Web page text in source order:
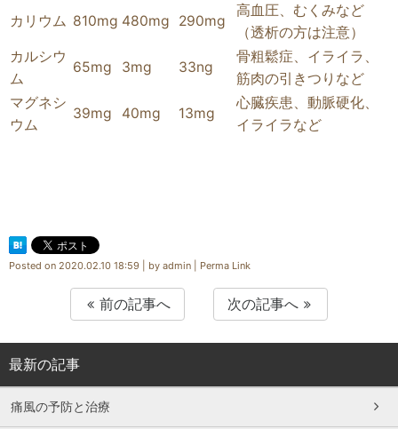
カリウム 810mg 480mg 290mg
高血圧、むくみなど
（透析の方は注意）
カルシウ
ム
65mg 3mg 33ng
骨粗鬆症、イライラ、
筋肉の引きつりなど
マグネシ
ウム
39mg 40mg 13mg
心臓疾患、動脈硬化、
イライラなど
Posted on 2020.02.10 18:59 by admin Perma Link
前の記事へ 次の記事へ
最新の記事
痛風の予防と治療